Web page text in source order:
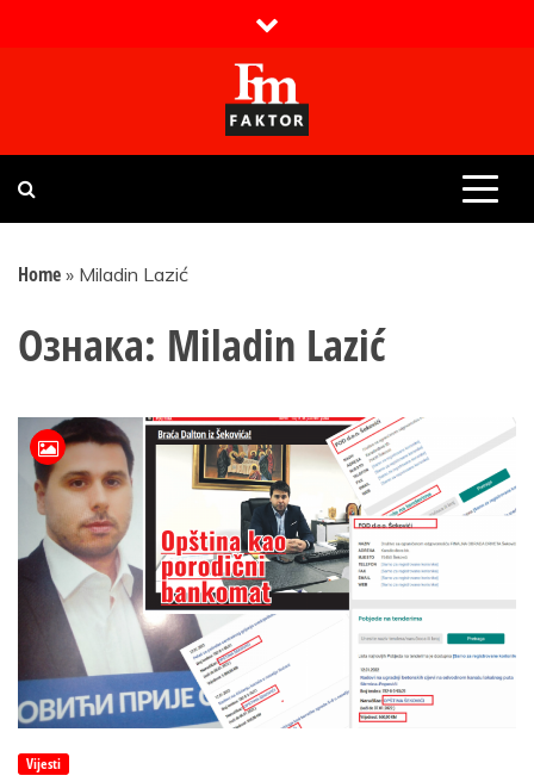
Faktor magazin
Uvijek presudan
Home » Miladin Lazić
Ознака: Miladin Lazić
Vijesti